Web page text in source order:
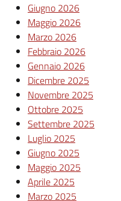
Giugno 2026
Maggio 2026
Marzo 2026
Febbraio 2026
Gennaio 2026
Dicembre 2025
Novembre 2025
Ottobre 2025
Settembre 2025
Luglio 2025
Giugno 2025
Maggio 2025
Aprile 2025
Marzo 2025